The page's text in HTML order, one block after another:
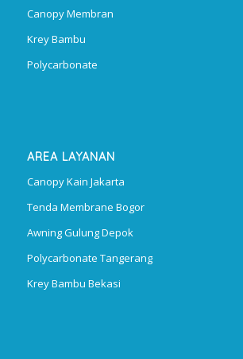
Canopy Membran
Krey Bambu
Polycarbonate
AREA LAYANAN
Canopy Kain Jakarta
Tenda Membrane Bogor
Awning Gulung Depok
Polycarbonate Tangerang
Krey Bambu Bekasi